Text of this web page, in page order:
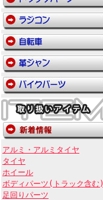
アルミ・アルミタイヤ
タイヤ
ホイール
ボディパーツ(トラック含む)
足回りパーツ